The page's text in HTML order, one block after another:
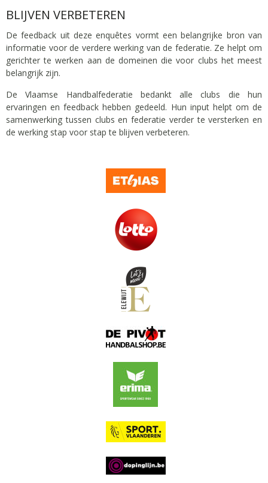
BLIJVEN VERBETEREN
De feedback uit deze enquêtes vormt een belangrijke bron van
informatie voor de verdere werking van de federatie. Ze helpt om
gerichter te werken aan de domeinen die voor clubs het meest
belangrijk zijn.
De Vlaamse Handbalfederatie bedankt alle clubs die hun
ervaringen en feedback hebben gedeeld. Hun input helpt om de
samenwerking tussen clubs en federatie verder te versterken en
de werking stap voor stap te blijven verbeteren.